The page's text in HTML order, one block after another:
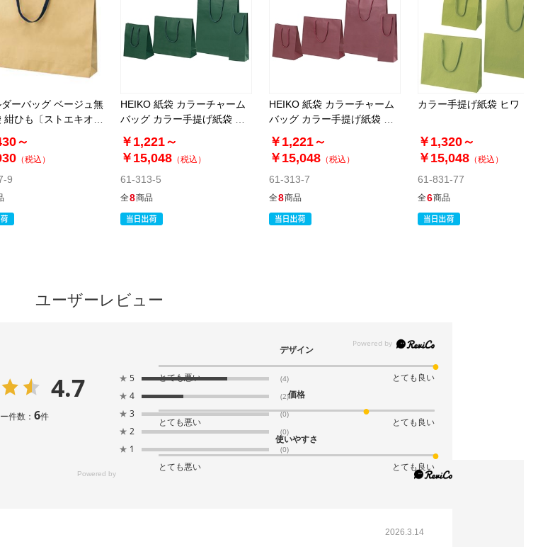
税抜 ￥12,540 /単価
￥137.94
￥13,794
カートに入れる
(7). 幅33×奥行10×高さ45cm(100枚)
税抜 ￥13,680 /単価
￥150.48
￥15,048
カートに入れる
税抜 ￥10,545 /単価
08月24日頃の出荷
送料無料 別送
ーバッグ ベージュ無
紺ひも〔ストエキオリ
～
（税込）
9
HEIKO 紙袋 カラーチャーム
バッグ カラー手提げ紙袋 グ
リーン
￥1,221～
￥15,048 （税込）
61-313-5
全8商品
HEIKO 紙袋 カラーチャーム
バッグ カラー手提げ紙袋 エ
ンジ
￥1,221～
￥15,048 （税込）
61-313-7
全8商品
カラー手提げ紙袋 ヒワ
￥1,320～
￥15,048 （税込）
61-831-77
全6商品
ユーザーレビュー
4.7
件数： 6件
★ 5 (4)
★ 4 (2)
★ 3 (0)
★ 2 (0)
★ 1 (0)
デザイン
とても悪い
とても良い
価格
とても悪い
とても良い
使いやすさ
とても悪い とても良い
2026.3.14